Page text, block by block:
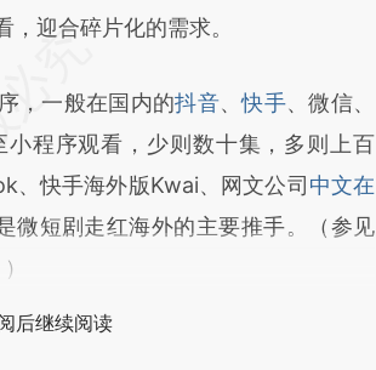
，迎合碎片化的需求。
，一般在国内的抖音、快手、微信、
程序观看，少则数十集，多则上百
、快手海外版Kwai、网文公司 中文在
微短剧走红海外的主要推手。（参见
后继续阅读